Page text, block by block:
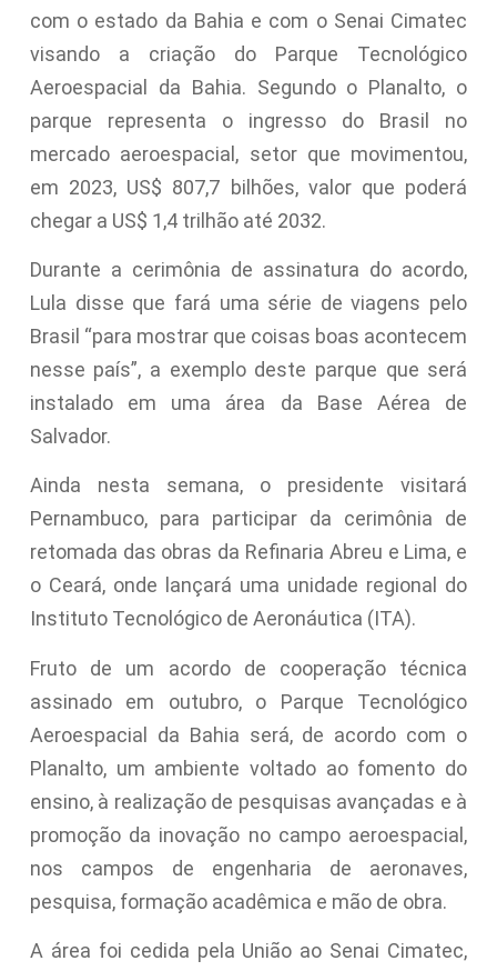
com o estado da Bahia e com o Senai Cimatec
visando a criação do Parque Tecnológico
Aeroespacial da Bahia. Segundo o Planalto, o
parque representa o ingresso do Brasil no
mercado aeroespacial, setor que movimentou,
em 2023, US$ 807,7 bilhões, valor que poderá
chegar a US$ 1,4 trilhão até 2032.
Durante a cerimônia de assinatura do acordo,
Lula disse que fará uma série de viagens pelo
Brasil “para mostrar que coisas boas acontecem
nesse país”, a exemplo deste parque que será
instalado em uma área da Base Aérea de
Salvador.
Ainda nesta semana, o presidente visitará
Pernambuco, para participar da cerimônia de
retomada das obras da Refinaria Abreu e Lima, e
o Ceará, onde lançará uma unidade regional do
Instituto Tecnológico de Aeronáutica (ITA).
Fruto de um acordo de cooperação técnica
assinado em outubro, o Parque Tecnológico
Aeroespacial da Bahia será, de acordo com o
Planalto, um ambiente voltado ao fomento do
ensino, à realização de pesquisas avançadas e à
promoção da inovação no campo aeroespacial,
nos campos de engenharia de aeronaves,
pesquisa, formação acadêmica e mão de obra.
A área foi cedida pela União ao Senai Cimatec,